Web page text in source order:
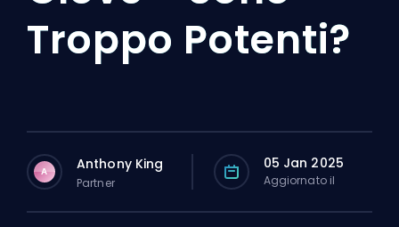
Troppo Potenti?
A Anthony King
Partner
05 Jan 2025
Aggiornato il